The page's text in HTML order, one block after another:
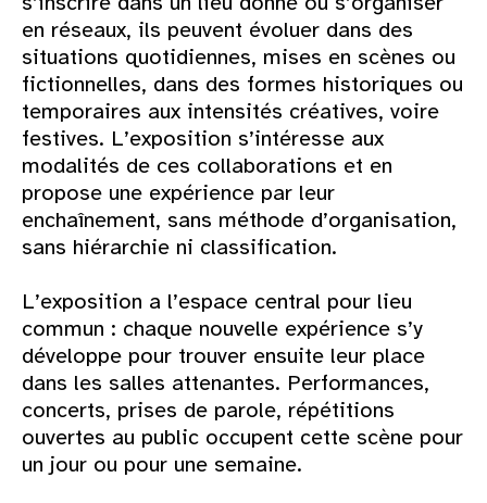
en réseaux, ils peuvent évoluer dans des
situations quotidiennes, mises en scènes ou
fictionnelles, dans des formes historiques ou
temporaires aux intensités créatives, voire
festives. L’exposition s’intéresse aux
modalités de ces collaborations et en
propose une expérience par leur
enchaînement, sans méthode d’organisation,
sans hiérarchie ni classification.
L’exposition a l’espace central pour lieu
commun : chaque nouvelle expérience s’y
développe pour trouver ensuite leur place
dans les salles attenantes. Performances,
concerts, prises de parole, répétitions
ouvertes au public occupent cette scène pour
un jour ou pour une semaine.